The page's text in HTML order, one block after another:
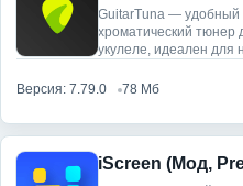
GuitarTuna — удобный
хроматический тюнер
укулеле, идеален для
Версия: 7.79.0
78 Мб